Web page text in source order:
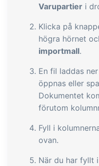
Varupartier i
Klicka på
högra hörnet
importmall.
En fil laddas
öppnas eller
Dokumentet
förutom
Fyll i
ovan.
När du har fyllt